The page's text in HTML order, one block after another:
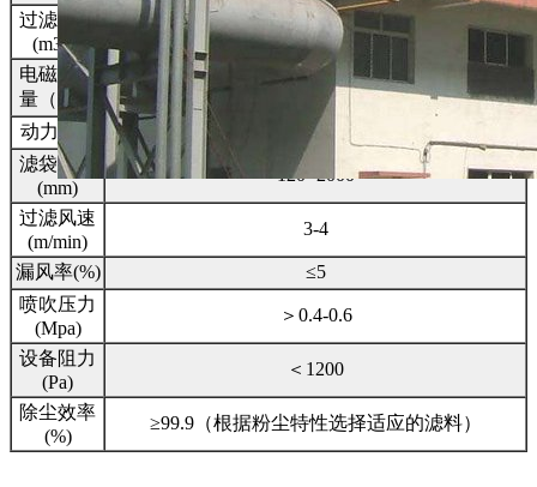
过滤风量
(m3/h)
6510-
8130-
10840
9770-
13000
11400-
1520
13000-
17370
14650-
19530
16290-
21700
电磁阀数
量（只）
8 10 14 16 18
动力(kw) 1.1 1.1
滤袋规格
(mm)
120×2000
过滤风速
(m/min)
3-4
漏风率(%)
≤5
喷吹压力
(Mpa)
＞0.4-0.6
设备阻力
(Pa)
＜1200
除尘效率
(%)
≥99.9（根据粉尘特性选择适应的滤料）